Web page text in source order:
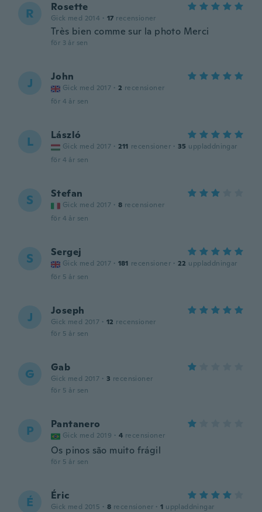
R Rosette
Gick med 2014 · 17 recensioner
Très bien comme sur la photo Merci
för 3 år sen
J John
Gick med 2017 · 2 recensioner
för 4 år sen
L László
Gick med 2017 · 211 recensioner · 35 uppladdningar
för 4 år sen
S Stefan
Gick med 2017 · 8 recensioner
för 4 år sen
S Sergej
Gick med 2017 · 181 recensioner · 22 uppladdningar
för 5 år sen
J Joseph
Gick med 2017 · 12 recensioner
för 5 år sen
G Gab
Gick med 2017 · 3 recensioner
för 5 år sen
P Pantanero
Gick med 2019 · 4 recensioner
Os pinos são muito frágil
för 5 år sen
É Éric
Gick med 2015 · 8 recensioner · 1 uppladdningar